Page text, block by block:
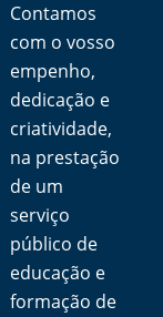
Contamos
com o vosso
empenho,
dedicação e
criatividade,
na prestação
de um
serviço
público de
educação e
formação de